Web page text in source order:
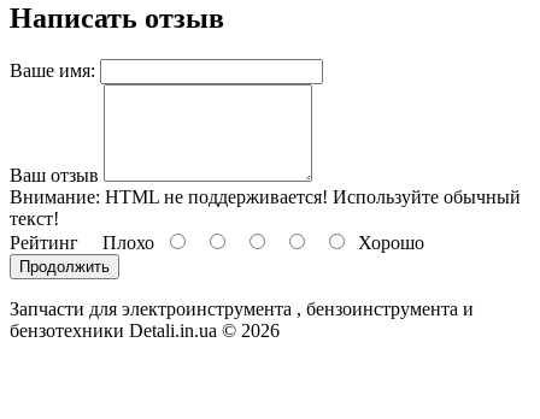
Написать отзыв
Ваше имя:
Ваш отзыв
Внимание: HTML не поддерживается! Используйте обычный
текст!
Рейтинг Плохо Хорошо
Продолжить
Запчасти для электроинструмента , бензоинструмента и
бензотехники Detali.in.ua © 2026